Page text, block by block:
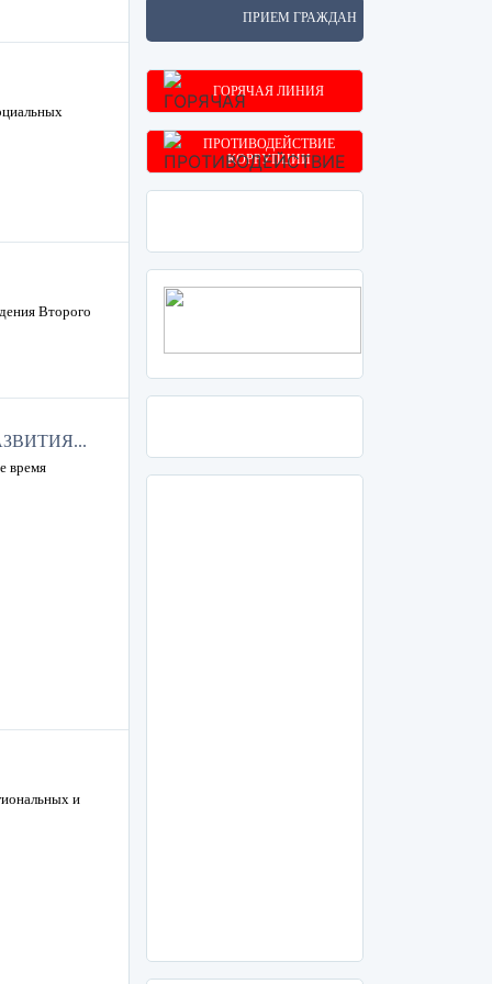
Второго
время
и
ПРИЕМ ГРАЖДАН
ГОРЯЧАЯ ЛИНИЯ
ПРОТИВОДЕЙСТВИЕ
КОРРУПЦИИ